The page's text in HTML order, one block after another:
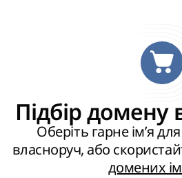
Підбір домену
Оберіть гарне ім’я
власноруч, або
домених